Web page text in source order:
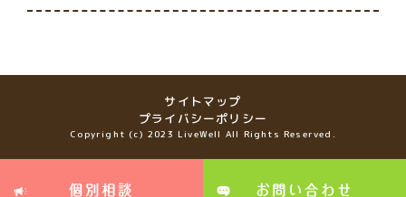
個別相談 お問い合わせ
サイトマップ
プライバシーポリシー
Copyright (c) 2023 LiveWell All Rights Reserved.